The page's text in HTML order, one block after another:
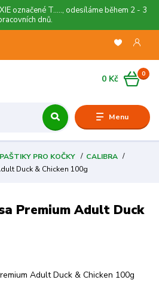
označené T....., odesíláme během 2 - 3
dnů.
Menu
0
0 Kč
PRO KOČKY
CALIBRA
Duck & Chicken 100g
Premium Adult Duck